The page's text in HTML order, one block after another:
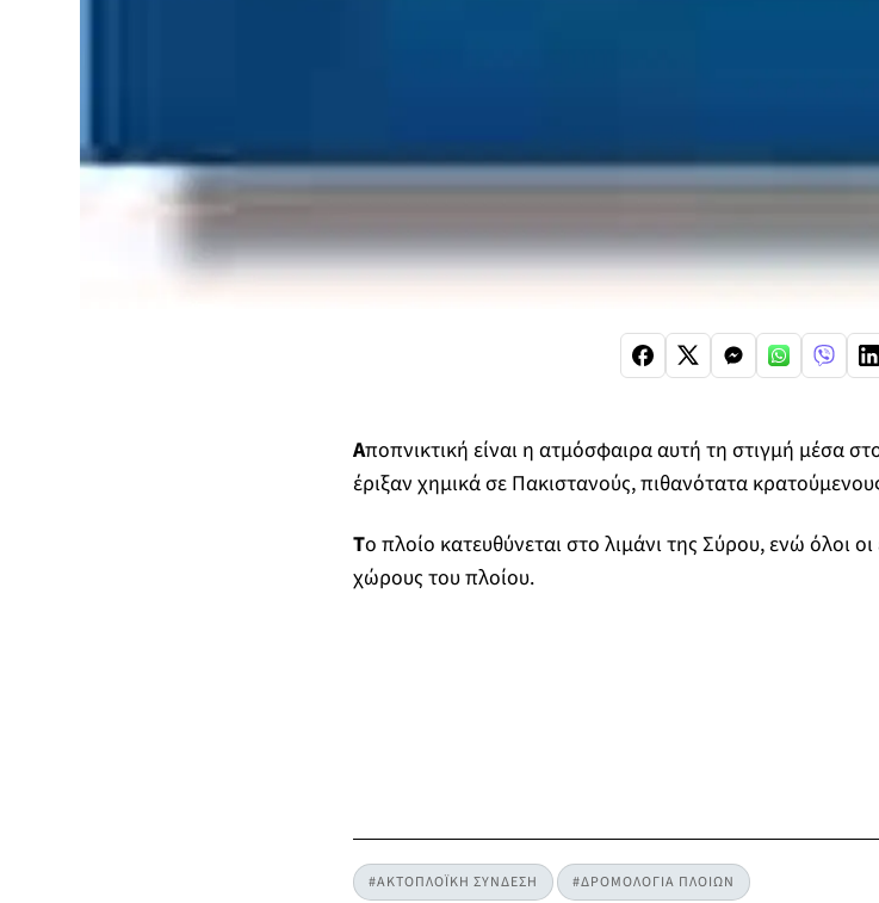
Αποπνικτική είναι η ατμόσφαιρα αυτή τη στιγμή μέσα
έριξαν χημικά σε Πακιστανούς, πιθανότατα
Το πλοίο κατευθύνεται στο λιμάνι της Σύρου, ενώ όλοι
χώρους του πλοίου.
#ΑΚΤΟΠΛΟΪΚΗ ΣΥΝΔΕΣΗ #ΔΡΟΜΟΛΟΓΙΑ ΠΛΟΙΩΝ